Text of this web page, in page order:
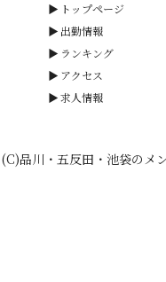
トップページ
出勤情報
ランキング
アクセス
求人情報
(C)品川・五反田・池袋のメ